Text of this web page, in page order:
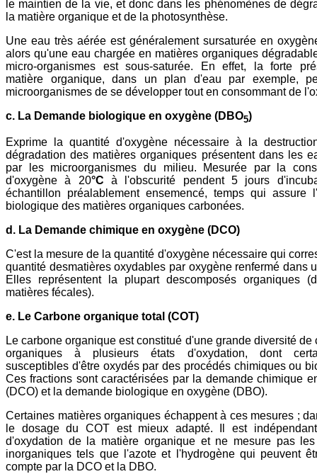
le maintien de la vie, et donc dans les phénomènes de
la matière organique et de la photosynthèse.
Une eau très aérée est généralement sursaturée en
alors qu'une eau chargée en matières organiques
micro-organismes est sous-saturée. En effet, la forte
matière organique, dans un plan d'eau par exemple,
microorganismes de se développer tout en consommant de
c. La Demande biologique en oxygène (DBO5)
Exprime la quantité d'oxygène nécessaire à la
dégradation des matières organiques présentent dans les
par les microorganismes du milieu. Mesurée par la
d'oxygène à 20°Cà l'obscurité pendent 5 jours
échantillon préalablement ensemencé, temps qui assure
biologique des matières organiques carbonées.
d. La Demande chimique en oxygène (DCO)
C'est la mesure de la quantité d'oxygène nécessaire qui
quantité desmatières oxydables par oxygène renfermé dans
Elles représentent la plupart descomposés organiques
matières fécales).
e. Le Carbone organique total (COT)
Le carbone organique est constitué d'une grande diversité de
organiques à plusieurs états d'oxydation, dont
susceptibles d'être oxydés par des procédés chimiques ou
Ces fractions sont caractérisées par la demande chimique
(DCO) et la demande biologique en oxygène (DBO).
Certaines matières organiques échappent à ces mesures ;
le dosage du COT est mieux adapté. Il est
d'oxydation de la matière organique et ne mesure pas les
inorganiques tels que l'azote et l'hydrogène qui peuvent
compte par la DCO et la DBO.